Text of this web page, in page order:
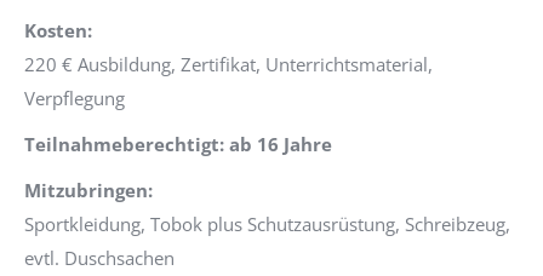
Kosten:
220 € Ausbildung, Zertifikat, Unterrichtsmaterial,
Verpflegung
Teilnahmeberechtigt: ab 16 Jahre
Mitzubringen:
Sportkleidung, Tobok plus Schutzausrüstung, Schreibzeug,
evtl. Duschsachen